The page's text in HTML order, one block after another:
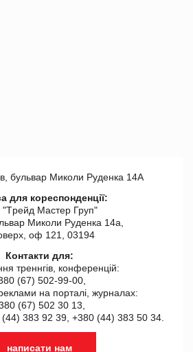
бульвар Миколи Руденка 14А
для кореспонденції:
Мастер Груп"
Миколи Руденка 14а,
оф 121, 03194
Контакти для:
треннгів, конференцій:
(67) 502-99-00,
на порталі, журналах:
(67) 502 30 13,
(44) 383 92 39, +380 (44) 383 50 34.
написати нам